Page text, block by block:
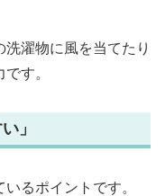
濯物に風を当てたり
す。
」
るポイントです。